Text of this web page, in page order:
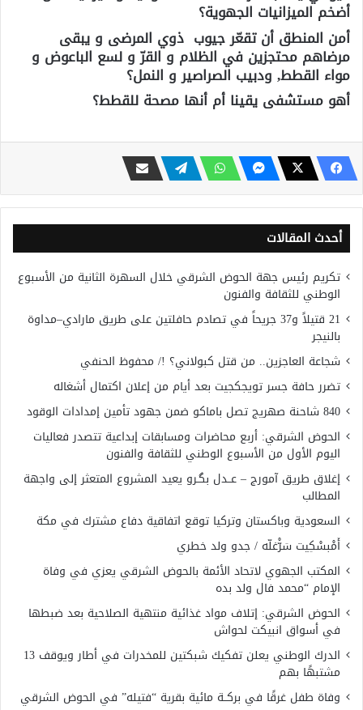
أضخم الميزانيات الجهوية؟
أمن المنطق أن تقعّر جيوب ذوي المرضى و يبقى
مرضاهم محتجزين في الظلام و القرّ و لسع الباعوض و
مواء القطط, ودبيب الصراصير و النمل؟
أهو مستشفى يقينا أم أنها مصحة للقطط؟
أحدث المقالات
تكريم رئيس جهة الحوض الشرقي خلال السهرة الثانية من الأسبوع
الوطني للثقافة والفنون
21 قتيلاً و37 جريحاً في تصادم حافلتين على طريق مارادي–مداوة
بالنيجر
شجاعة العاجزين.. من قتل كبولاني؟ !/ محفوظ الحنفي
تضرر حافة جسر تويجكجيت بعد أيام من إعلان اكتمال أشغاله
840 شاحنة صهريج تصل باماكو ضمن جهود تأمين إمدادات الوقود
الحوض الشرقي: أربع محاضرات ومسابقات إبداعية تتصدر فعاليات
اليوم الأول من الأسبوع الوطني للثقافة والفنون
إغلاق طريق آمورج – عــدل بگـرو يعيد المشروع المتعثر إلى واجهة
المطالب
السعودية وباكستان وتركيا توقع اتفاقية دفاع مشترك في مكة
أَمْبسْكِيت سَرّْغلّه / جدو ولد خطري
المكتب الجهوي لاتحاد الأئمة بالحوض الشرقي يعزي في وفاة
الإمام “محمد فال ولد بده
الحوض الشرقي: إتلاف مواد غذائية منتهية الصلاحية بعد ضبطها
في أسواق انبيكت لحواش
الدرك الوطني يعلن تفكيك شبكتين للمخدرات في أطار ويوقف 13
مشتبهًا بهم
وفاة طفل غرقًا في بركــة مائية بقرية “فتيله” في الحوض الشرقي